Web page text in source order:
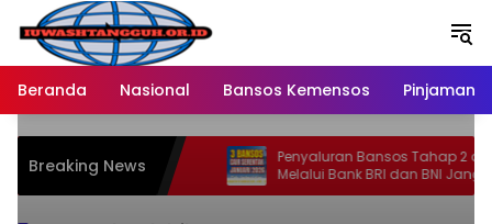
Langsung
konten
Beranda
Nasional Bansos Kemensos Pinjaman
Breaking News
Penyaluran Bansos Tahap 2 di 2026
Melalui Bank BRI dan BNI Jangkau
Ratusan Wilayah Baru